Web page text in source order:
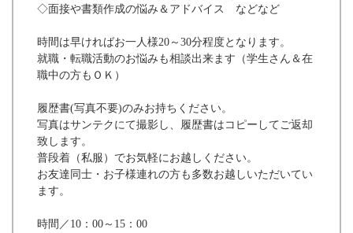
◇面接や書類作成の悩み＆アドバイス などなど
時間は早ければお一人様20～30分程度となります。
就職・転職活動のお悩みも相談出来ます（学生さん＆在
職中の方もＯＫ）
履歴書(写真不要)のみお持ちください。
写真はサンテクにて撮影し、履歴書はコピーしてご返却
致します。
普段着（私服）でお気軽にお越しください。
お友達同士・お子様連れの方も多数お越しいただいてい
ます。
時間／10：00～15：00